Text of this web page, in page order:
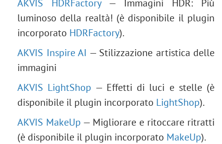
AKVIS HDRFactory— Immagini HDR: Più
luminoso della realtà! (è disponibile il plugin
incorporato HDRFactory).
AKVIS Inspire AI — Stilizzazione artistica delle
immagini
AKVIS LightShop — Effetti di luci e stelle (è
disponibile il plugin incorporato LightShop).
AKVIS MakeUp — Migliorare e ritoccare ritratti
(è disponibile il plugin incorporato MakeUp).